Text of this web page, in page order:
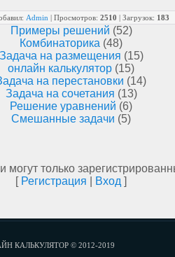
Admin | Просмотров: 2510 | Загрузок: 183
Примеры решений (52)
Комбинаторика (48)
Задача на размещения (15)
онлайн калькулятор (15)
на перестановки (14)
Задача на сочетания (13)
Решение уравнений (6)
Смешанные задачи (5)
могут только
[ Регистрация Вход ]
КАЛЬКУЛЯТОР © 2012-2019